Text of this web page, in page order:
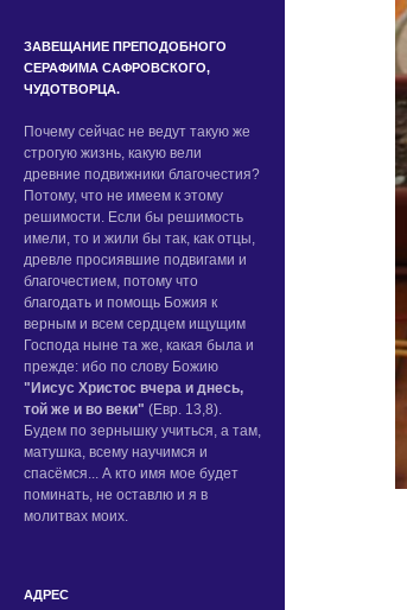
ЗАВЕЩАНИЕ ПРЕПОДОБНОГО
СЕРАФИМА САФРОВСКОГО,
ЧУДОТВОРЦА.
Почему сейчас не ведут такую же
строгую жизнь, какую вели
древние подвижники благочестия?
Потому, что не имеем к этому
решимости. Если бы решимость
имели, то и жили бы так, как отцы,
древле просиявшие подвигами и
благочестием, потому что
благодать и помощь Божия к
верным и всем сердцем ищущим
Господа ныне та же, какая была и
прежде: ибо по слову Божию
"Иисус Христос вчера и днесь,
той же и во веки" (Евр. 13,8).
Будем по зернышку учиться, а там,
матушка, всему научимся и
спасёмся... А кто имя мое будет
поминать, не оставлю и я в
молитвах моих.
АДРЕС